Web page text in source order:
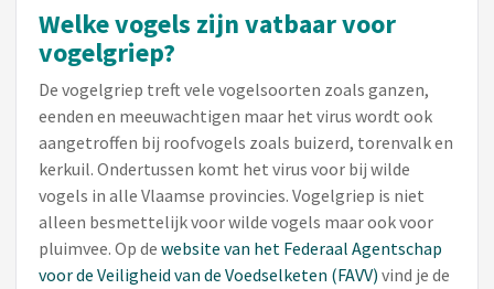
Welke vogels zijn vatbaar voor
vogelgriep?
De vogelgriep treft vele vogelsoorten zoals ganzen,
eenden en meeuwachtigen maar het virus wordt ook
aangetroffen bij roofvogels zoals buizerd, torenvalk en
kerkuil. Ondertussen komt het virus voor bij wilde
vogels in alle Vlaamse provincies. Vogelgriep is niet
alleen besmettelijk voor wilde vogels maar ook voor
pluimvee. Op de website van het Federaal Agentschap
voor de Veiligheid van de Voedselketen (FAVV) vind je de